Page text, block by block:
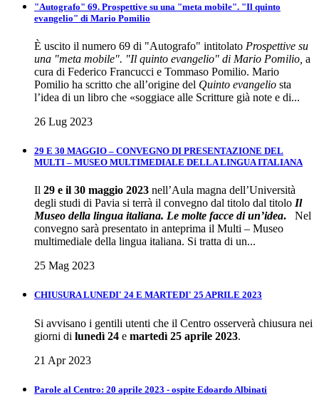
"Autografo" 69. Prospettive su una "meta mobile". "Il quinto
evangelio" di Mario Pomilio
È uscito il numero 69 di "Autografo" intitolato Prospettive su
una "meta mobile". "Il quinto evangelio" di Mario Pomilio, a
cura di Federico Francucci e Tommaso Pomilio. Mario
Pomilio ha scritto che all’origine del Quinto evangelio sta
l’idea di un libro che «soggiace alle Scritture già note e di...
26 Lug 2023
29 E 30 MAGGIO – CONVEGNO DI PRESENTAZIONE DEL
MULTI – MUSEO MULTIMEDIALE DELLA LINGUA ITALIANA
Il 29 e il 30 maggio 2023 nell’Aula magna dell’Università
degli studi di Pavia si terrà il convegno dal titolo dal titolo Il
Museo della lingua italiana. Le molte facce di un’idea. Nel
convegno sarà presentato in anteprima il Multi – Museo
multimediale della lingua italiana. Si tratta di un...
25 Mag 2023
CHIUSURA LUNEDI' 24 E MARTEDI' 25 APRILE 2023
Si avvisano i gentili utenti che il Centro osserverà chiusura nei
giorni di lunedì 24 e martedì 25 aprile 2023.
21 Apr 2023
Parole al Centro: 20 aprile 2023 - ospite Edoardo Albinati